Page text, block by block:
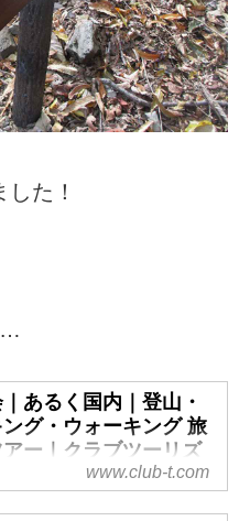
た！
…
あるく国内｜登山・
グ・ウォーキング 旅
ー｜クラブツーリズ
ツアー）特集なら、クラ
www.club-t.com